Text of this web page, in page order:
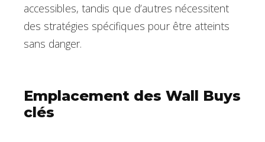
accessibles, tandis que d’autres nécessitent
des stratégies spécifiques pour être atteints
sans danger.
Emplacement des Wall Buys
clés